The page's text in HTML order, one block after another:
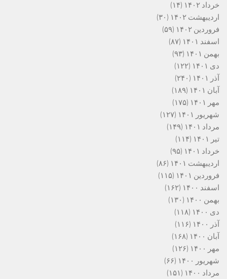
خرداد ۱۴۰۲
(۱۴)
اردیبهشت ۱۴۰۲
(۳۰)
فروردین ۱۴۰۲
(۵۹)
اسفند ۱۴۰۱
(۸۷)
بهمن ۱۴۰۱
(۹۳)
دی ۱۴۰۱
(۱۲۲)
آذر ۱۴۰۱
(۲۴۰)
آبان ۱۴۰۱
(۱۸۹)
مهر ۱۴۰۱
(۱۷۵)
شهریور ۱۴۰۱
(۱۲۷)
مرداد ۱۴۰۱
(۱۴۹)
تیر ۱۴۰۱
(۱۱۴)
خرداد ۱۴۰۱
(۹۵)
اردیبهشت ۱۴۰۱
(۸۶)
فروردین ۱۴۰۱
(۱۱۵)
اسفند ۱۴۰۰
(۱۶۲)
بهمن ۱۴۰۰
(۱۳۰)
دی ۱۴۰۰
(۱۱۸)
آذر ۱۴۰۰
(۱۱۶)
آبان ۱۴۰۰
(۱۶۸)
مهر ۱۴۰۰
(۱۲۶)
شهریور ۱۴۰۰
(۶۶)
مرداد ۱۴۰۰
(۱۵۱)